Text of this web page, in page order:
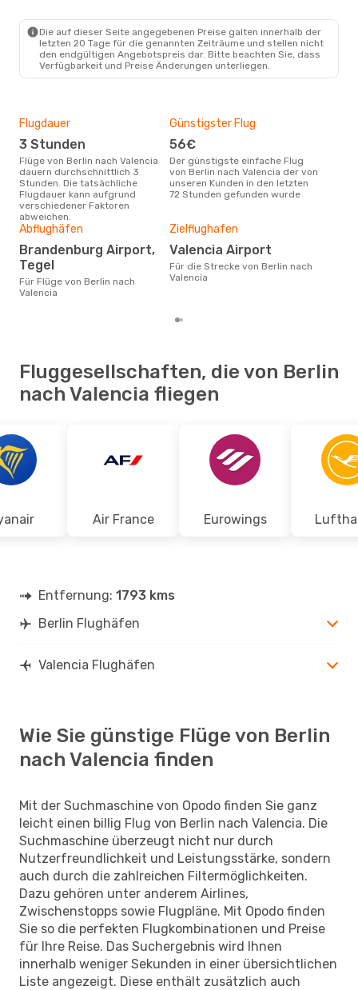
1 Zwischenstopp
1 Zwischenstopp
VLC- BER
Die auf dieser Seite angegebenen Preise galten innerhalb der
letzten 20 Tage für die genannten Zeiträume und stellen nicht
den endgültigen Angebotspreis dar. Bitte beachten Sie, dass
Verfügbarkeit und Preise Änderungen unterliegen.
Flugdauer
3 Stunden
Flüge von Berlin nach Valencia
dauern durchschnittlich 3
Stunden. Die tatsächliche
Flugdauer kann aufgrund
verschiedener Faktoren
abweichen.
Günstigster Flug
56€
Der günstigste einfache Flug
von Berlin nach Valencia der von
unseren Kunden in den letzten
72 Stunden gefunden wurde
Abflughäfen
Brandenburg Airport,
Tegel
Für Flüge von Berlin nach
Valencia
Zielflughafen
Valencia Airport
Für die Strecke von Berlin nach
Valencia
Fluggesellschaften, die von Berlin
nach Valencia fliegen
Air France Eurowings
Entfernung: 1793 kms
Berlin Flughäfen
Valencia Flughäfen
Wie Sie günstige Flüge von Berlin
nach Valencia finden
Mit der Suchmaschine von Opodo finden Sie ganz
leicht einen billig Flug von Berlin nach Valencia. Die
Suchmaschine überzeugt nicht nur durch
Nutzerfreundlichkeit und Leistungsstärke, sondern
auch durch die zahlreichen Filtermöglichkeiten.
Dazu gehören unter anderem Airlines,
Zwischenstopps sowie Flugpläne. Mit Opodo finden
Sie so die perfekten Flugkombinationen und Preise
für Ihre Reise. Das Suchergebnis wird Ihnen
innerhalb weniger Sekunden in einer übersichtlichen
Liste angezeigt. Diese enthält zusätzlich auch